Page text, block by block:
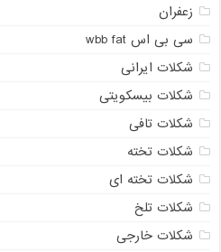
زعفران
سی بی اس wbb fat
شکلات ایرانی
شکلات بیسکویتی
شکلات تافی
شکلات تخته
شکلات تخته ای
شکلات تلخ
شکلات خارجی